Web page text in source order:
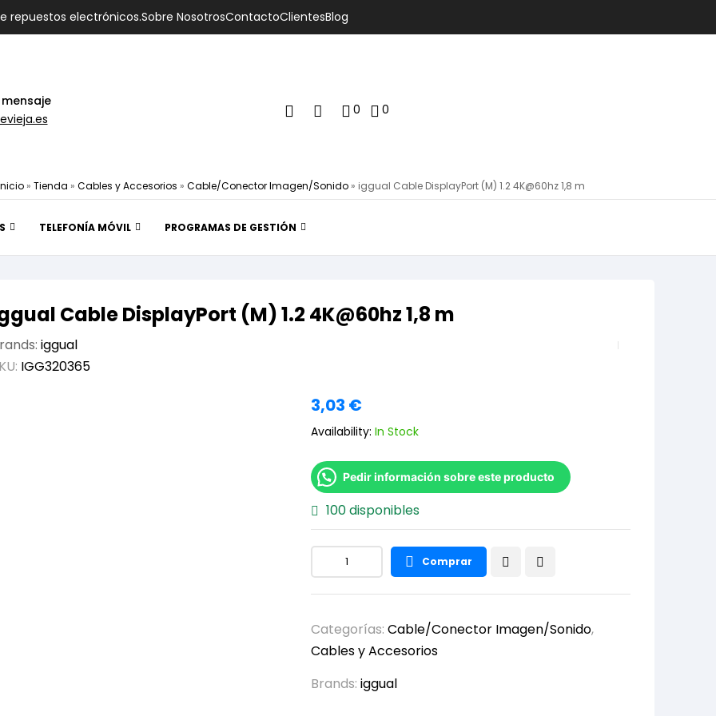
repuestos electrónicos.Sobre NosotrosContactoClientesBlog
0 0
» Tienda » Cables y Accesorios » Cable/Conector Imagen/Sonido » iggual Cable DisplayPort (M) 1.2 4K@60hz 1,8 m
TELEFONÍA MÓVIL PROGRAMAS DE GESTIÓN
Cable DisplayPort (M) 1.2 4K@60hz 1,8 m
iggual
IGG320365
3,03 €
Availability: In Stock
Pedir información sobre este producto
100 disponibles
Comprar
Categorías: Cable/Conector Imagen/Sonido,
Cables y Accesorios
Brands: iggual